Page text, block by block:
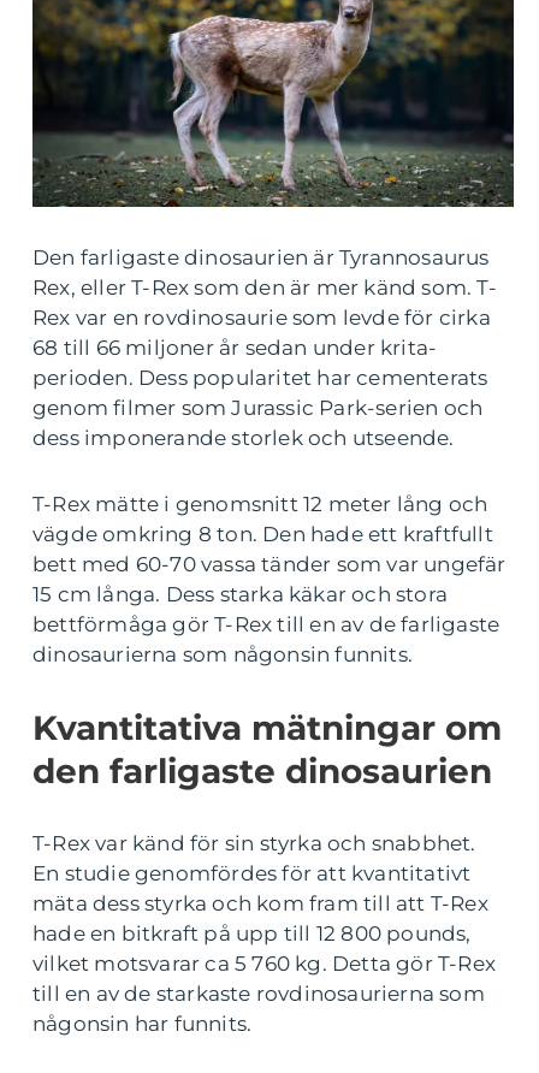
Den farligaste dinosaurien är Tyrannosaurus
Rex, eller T-Rex som den är mer känd som. T-
Rex var en rovdinosaurie som levde för cirka
68 till 66 miljoner år sedan under krita-
perioden. Dess popularitet har cementerats
genom filmer som Jurassic Park-serien och
dess imponerande storlek och utseende.
T-Rex mätte i genomsnitt 12 meter lång och
vägde omkring 8 ton. Den hade ett kraftfullt
bett med 60-70 vassa tänder som var ungefär
15 cm långa. Dess starka käkar och stora
bettförmåga gör T-Rex till en av de farligaste
dinosaurierna som någonsin funnits.
Kvantitativa mätningar om
den farligaste dinosaurien
T-Rex var känd för sin styrka och snabbhet.
En studie genomfördes för att kvantitativt
mäta dess styrka och kom fram till att T-Rex
hade en bitkraft på upp till 12 800 pounds,
vilket motsvarar ca 5 760 kg. Detta gör T-Rex
till en av de starkaste rovdinosaurierna som
någonsin har funnits.